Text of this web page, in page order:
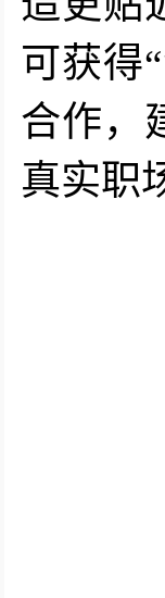
可获得
合作，
真实职